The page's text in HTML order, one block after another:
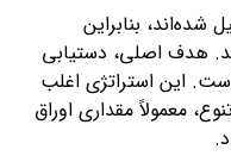
بنابراین
هدف اصلی، دستیابی
این استراتژی اغلب
معمولاً مقداری اوراق